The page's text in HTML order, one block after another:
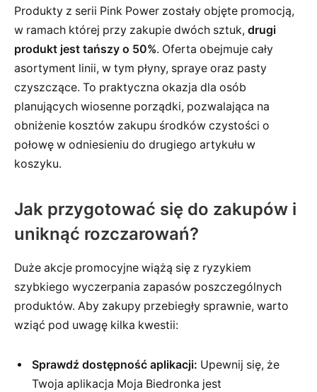
Produkty z serii Pink Power zostały objęte promocją,
w ramach której przy zakupie dwóch sztuk, drugi
produkt jest tańszy o 50%. Oferta obejmuje cały
asortyment linii, w tym płyny, spraye oraz pasty
czyszczące. To praktyczna okazja dla osób
planujących wiosenne porządki, pozwalająca na
obniżenie kosztów zakupu środków czystości o
połowę w odniesieniu do drugiego artykułu w
koszyku.
Jak przygotować się do zakupów i
uniknąć rozczarowań?
Duże akcje promocyjne wiążą się z ryzykiem
szybkiego wyczerpania zapasów poszczególnych
produktów. Aby zakupy przebiegły sprawnie, warto
wziąć pod uwagę kilka kwestii:
Sprawdź dostępność aplikacji: Upewnij się, że
Twoja aplikacja Moja Biedronka jest